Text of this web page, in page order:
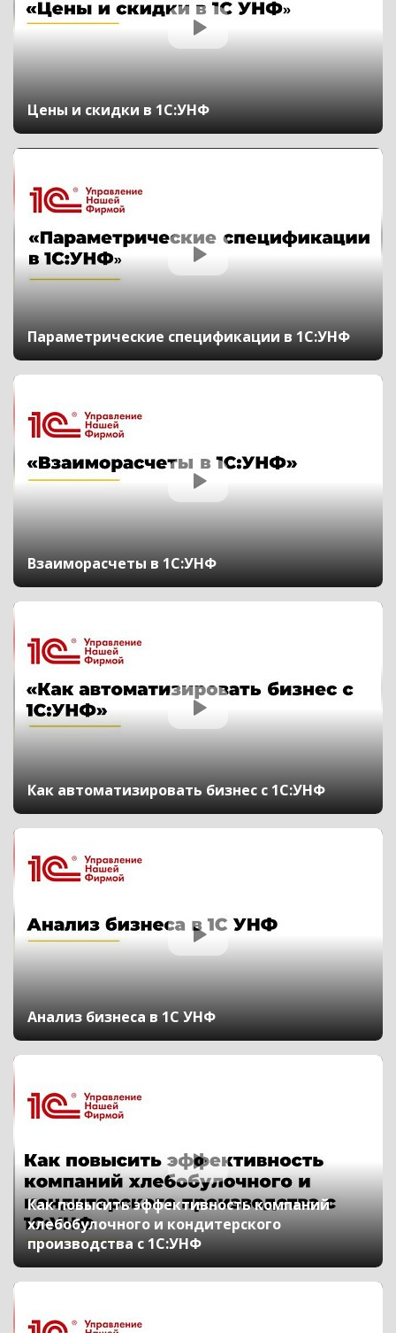
Цены и скидки в 1С:УНФ
Параметрические спецификации в 1С:УНФ
Взаиморасчеты в 1С:УНФ
Как автоматизировать бизнес с 1С:УНФ
Анализ бизнеса в 1С УНФ
Как повысить эффективность компаний
хлебобулочного и кондитерского
производства с 1С:УНФ